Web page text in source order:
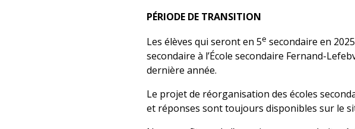
PÉRIODE DE TRANSITION
Les élèves qui seront en 5e secondaire en
secondaire à l’École secondaire Fernand-
dernière année.
Le projet de réorganisation des écoles
et réponses sont toujours disponibles sur le